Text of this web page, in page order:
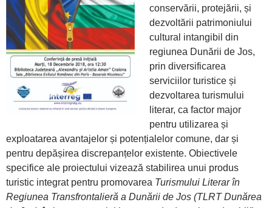
conservării, protejării, și
dezvoltării patrimoniului
cultural intangibil din
regiunea Dunării de Jos,
prin diversificarea
serviciilor turistice și
dezvoltarea turismului
literar, ca factor major
pentru utilizarea și
exploatarea avantajelor și potențialelor comune, dar și
pentru depășirea discrepanțelor existente. Obiectivele
specifice ale proiectului vizează stabilirea unui produs
turistic integrat pentru promovarea Turismului Literar în
Regiunea Transfrontalieră a Dunării de Jos (TLRT Dunărea